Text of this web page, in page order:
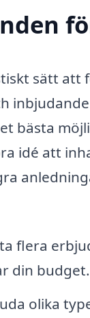
sätt
bästa
idé att
flera
din budget.
olika